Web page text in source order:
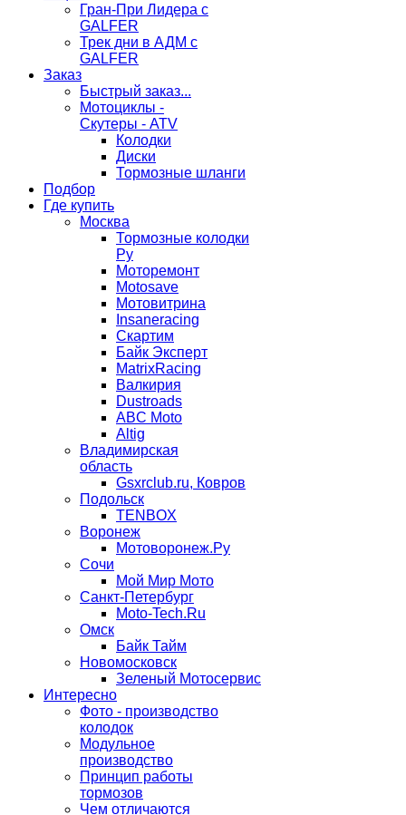
Гран-При Лидера c
GALFER
Трек дни в АДМ с
GALFER
Заказ
Быстрый заказ...
Мотоциклы -
Скутеры - ATV
Колодки
Диски
Тормозные шланги
Подбор
Где купить
Москва
Тормозные колодки
Ру
Моторемонт
Motosave
Мотовитрина
Insaneracing
Скартим
Байк Эксперт
MatrixRacing
Валкирия
Dustroads
ABC Moto
Altig
Владимирская
область
Gsxrclub.ru, Ковров
Подольск
TENBOX
Воронеж
Мотоворонеж.Ру
Сочи
Мой Мир Мото
Санкт-Петербург
Moto-Tech.Ru
Омск
Байк Тайм
Новомосковск
Зеленый Мотосервис
Интересно
Фото - производство
колодок
Модульное
производство
Принцип работы
тормозов
Чем отличаются